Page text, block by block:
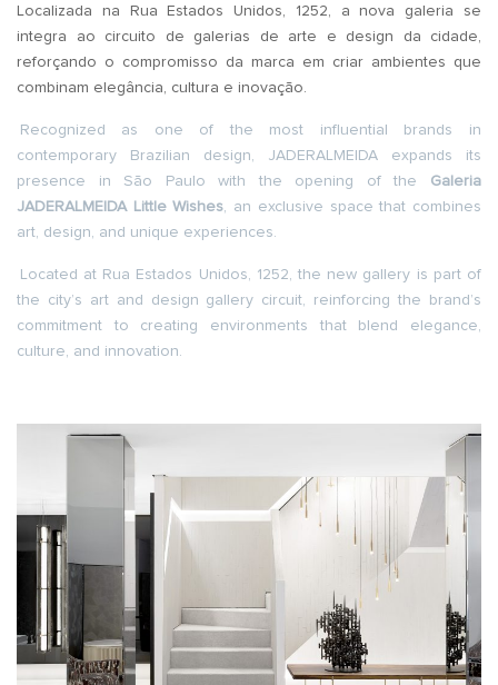
Localizada na Rua Estados Unidos, 1252, a nova galeria se
integra ao circuito de galerias de arte e design da cidade,
reforçando o compromisso da marca em criar ambientes que
combinam elegância, cultura e inovação.
Recognized as one of the most influential brands in
contemporary Brazilian design, JADERALMEIDA expands its
presence in São Paulo with the opening of the Galeria
JADERALMEIDA Little Wishes , an exclusive space that combines
art, design, and unique experiences.
Located at Rua Estados Unidos, 1252, the new gallery is part of
the city’s art and design gallery circuit, reinforcing the brand’s
commitment to creating environments that blend elegance,
culture, and innovation.